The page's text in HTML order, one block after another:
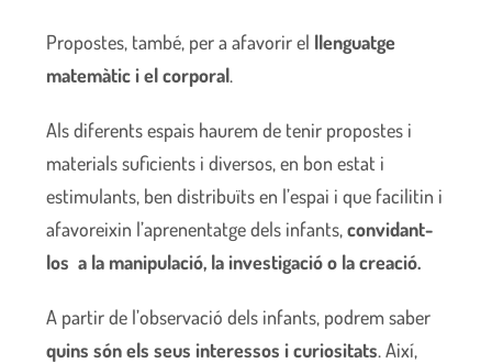
Propostes, també, per a afavorir el llenguatge
matemàtic i el corporal.
Als diferents espais haurem de tenir propostes i
materials suficients i diversos, en bon estat i
estimulants, ben distribuïts en l’espai i que facilitin i
afavoreixin l’aprenentatge dels infants,convidant-
los a la manipulació, la investigació o la creació.
A partir de l’observació dels infants, podrem saber
quins són els seus interessos i curiositats. Així,